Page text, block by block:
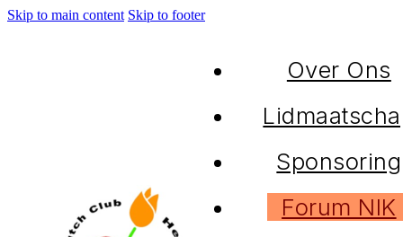
Skip to main content Skip to footer
Over Ons
Sponsoring
Forum NIK